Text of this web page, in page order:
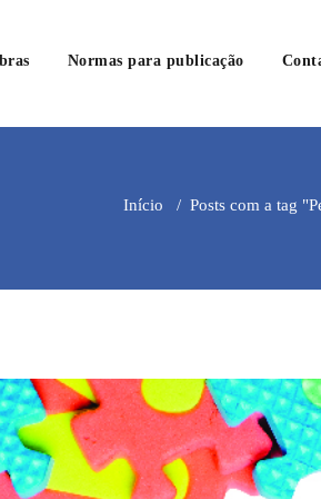
Normas para publicação
Início / Posts com a tag